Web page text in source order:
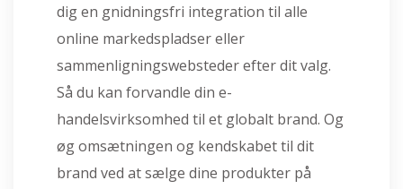
dig en gnidningsfri integration til alle
online markedspladser eller
sammenligningswebsteder efter dit valg.
Så du kan forvandle din e-
handelsvirksomhed til et globalt brand. Og
øg omsætningen og kendskabet til dit
brand ved at sælge dine produkter på